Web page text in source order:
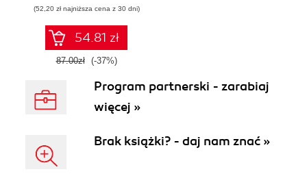
(52,20 zł najniższa cena z 30 dni)
54.81 zł
87.00zł (-37%)
Program partnerski - zarabiaj
więcej »
Brak książki? - daj nam znać »